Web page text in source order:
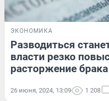
ЭКОНОМИКА
Разводиться
власти резко
расторжение брака
26 июня, 2024, 13:09 1 208